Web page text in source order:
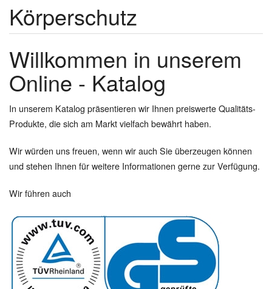
Körperschutz
Willkommen in unserem
Online - Katalog
In unserem Katalog präsentieren wir Ihnen preiswerte Qualitäts-
Produkte, die sich am Markt vielfach bewährt haben.
Wir würden uns freuen, wenn wir auch Sie überzeugen können
und stehen Ihnen für weitere Informationen gerne zur Verfügung.
Wir führen auch